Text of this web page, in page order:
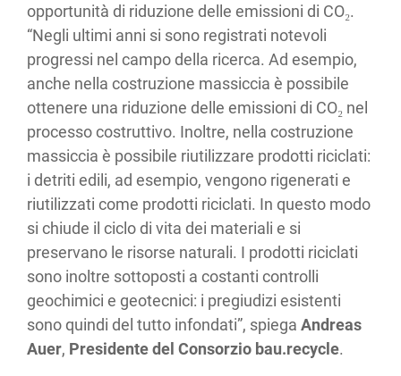
opportunità di riduzione delle emissioni di CO₂.
“Negli ultimi anni si sono registrati notevoli
progressi nel campo della ricerca. Ad esempio,
anche nella costruzione massiccia è possibile
ottenere una riduzione delle emissioni di CO₂ nel
processo costruttivo. Inoltre, nella costruzione
massiccia è possibile riutilizzare prodotti riciclati:
i detriti edili, ad esempio, vengono rigenerati e
riutilizzati come prodotti riciclati. In questo modo
si chiude il ciclo di vita dei materiali e si
preservano le risorse naturali. I prodotti riciclati
sono inoltre sottoposti a costanti controlli
geochimici e geotecnici: i pregiudizi esistenti
sono quindi del tutto infondati”, spiega Andreas
Auer, Presidente del Consorzio bau.recycle.